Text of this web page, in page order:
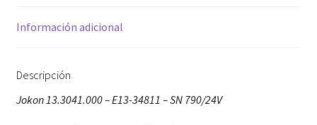
Información adicional
Descripción
Jokon 13.3041.000 – E13-34811 – SN 790/24V